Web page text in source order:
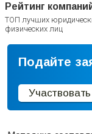
Рейтинг
ТОП лучших
физических лиц
Подайте
Участвовать